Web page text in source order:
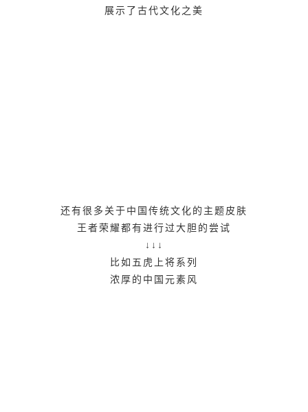
展示了古代文化之美
还有很多关于中国传统文化的主题皮肤
王者荣耀都有进行过大胆的尝试
↓↓↓
比如五虎上将系列
浓厚的中国元素风